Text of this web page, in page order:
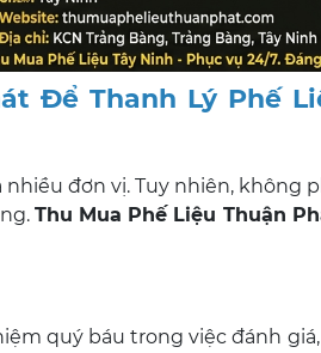
Để Thanh Lý Phế
đơn vị. Tuy nhiên, không
Thu Mua Phế Liệu Thuận
quý báu trong việc đánh